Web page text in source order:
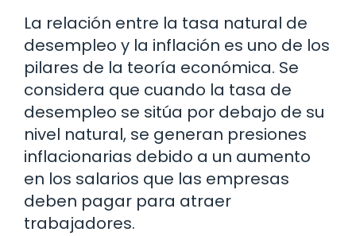
La relación entre la tasa natural de
desempleo y la inflación es uno de los
pilares de la teoría económica. Se
considera que cuando la tasa de
desempleo se sitúa por debajo de su
nivel natural, se generan presiones
inflacionarias debido a un aumento
en los salarios que las empresas
deben pagar para atraer
trabajadores.